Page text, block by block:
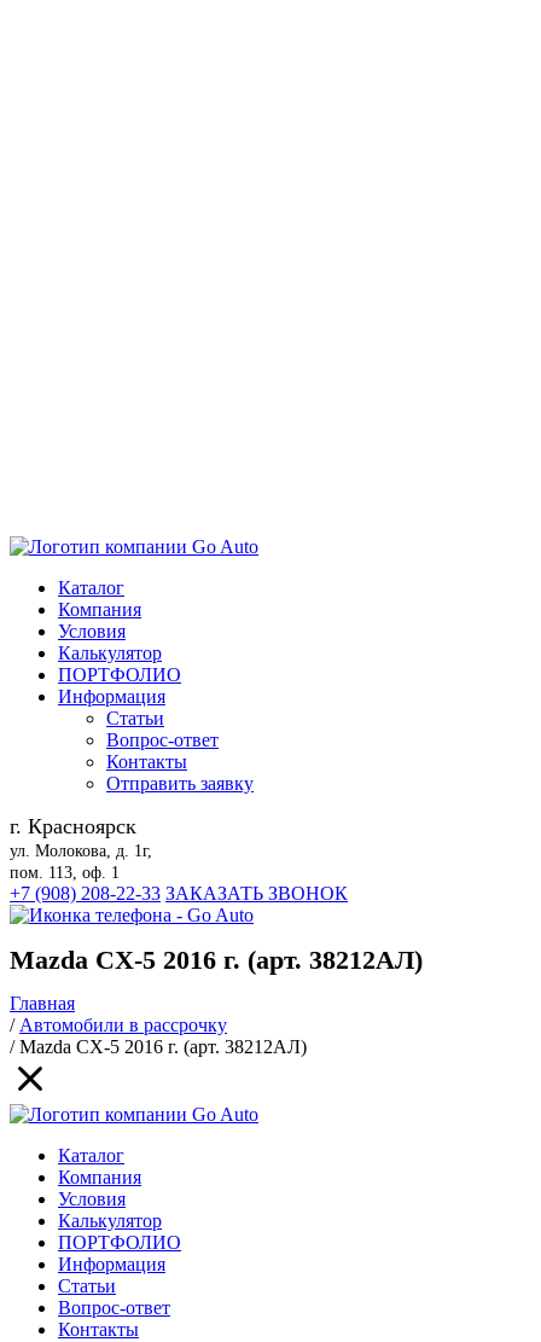
Каталог
Компания
Условия
Калькулятор
ПОРТФОЛИО
Информация
Статьи
Вопрос-ответ
Контакты
Отправить заявку
г. Красноярск
ул. Молокова, д. 1г,
пом. 113, оф. 1
+7 (908) 208-22-33 ЗАКАЗАТЬ ЗВОНОК
Mazda CX-5 2016 г. (арт. 38212АЛ)
Главная
/Автомобили в рассрочку
/Mazda CX-5 2016 г. (арт. 38212АЛ)
Каталог
Компания
Условия
Калькулятор
ПОРТФОЛИО
Информация
Статьи
Вопрос-ответ
Контакты